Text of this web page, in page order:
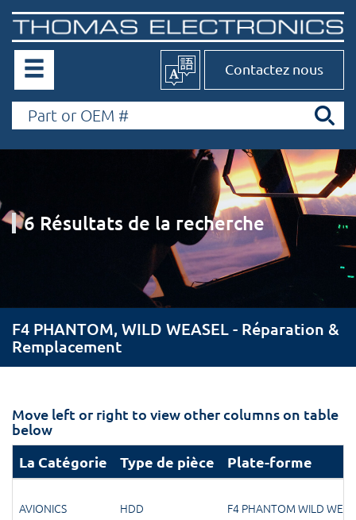
Contactez nous
6 Résultats de la recherche
F4 PHANTOM, WILD WEASEL - Réparation &
Remplacement
Move left or right to view other columns on table
below
La Catégorie
Type de pièce Plate-forme
AVIONICS HDD F4 PHANTOM WILD